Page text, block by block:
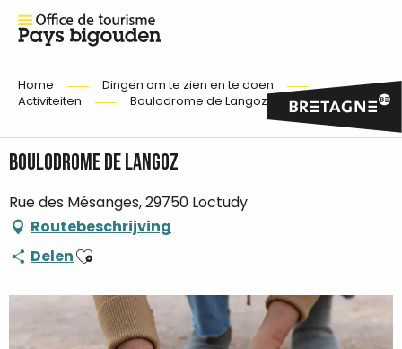
Home
Dingen om te zien en te doen
Activiteiten
Boulodrome de Langoz
Boulodrome de Langoz
Rue des Mésanges, 29750 Loctudy
Routebeschrijving
DelenAjouter aux favoris